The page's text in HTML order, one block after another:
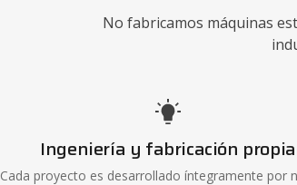
No fabricamos máquinas
Ingeniería y fabricación propia
Cada proyecto es desarrollado íntegramente por